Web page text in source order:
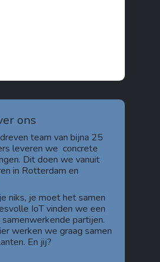
ons
team van bijna 25
leveren we concrete
Dit doen we vanuit
in Rotterdam en
niks, je moet het samen
IoT vinden we een
partijen.
werken we graag samen
En jij?